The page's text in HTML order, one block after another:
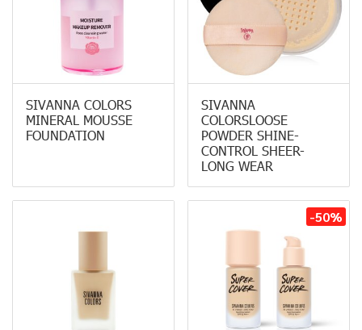
SIVANNA COLORS
MINERAL MOUSSE
FOUNDATION
SIVANNA
COLORSLOOSE
POWDER SHINE-
CONTROL SHEER-
LONG WEAR
-50%